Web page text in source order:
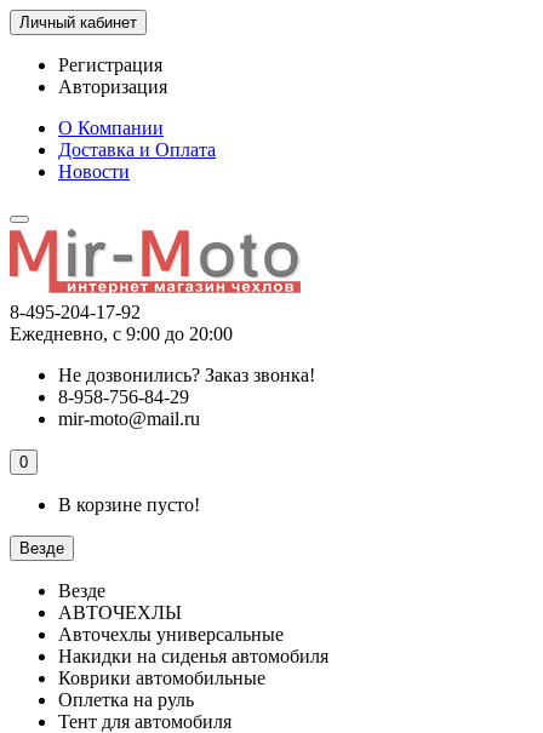
Личный кабинет
Регистрация
Авторизация
О Компании
Доставка и Оплата
Новости
8-495-204-17-92
Ежедневно, с 9:00 до 20:00
Не дозвонились? Заказ звонка!
8-958-756-84-29
mir-moto@mail.ru
0
В корзине пусто!
Везде
Везде
АВТОЧЕХЛЫ
Авточехлы универсальные
Накидки на сиденья автомобиля
Коврики автомобильные
Оплетка на руль
Тент для автомобиля